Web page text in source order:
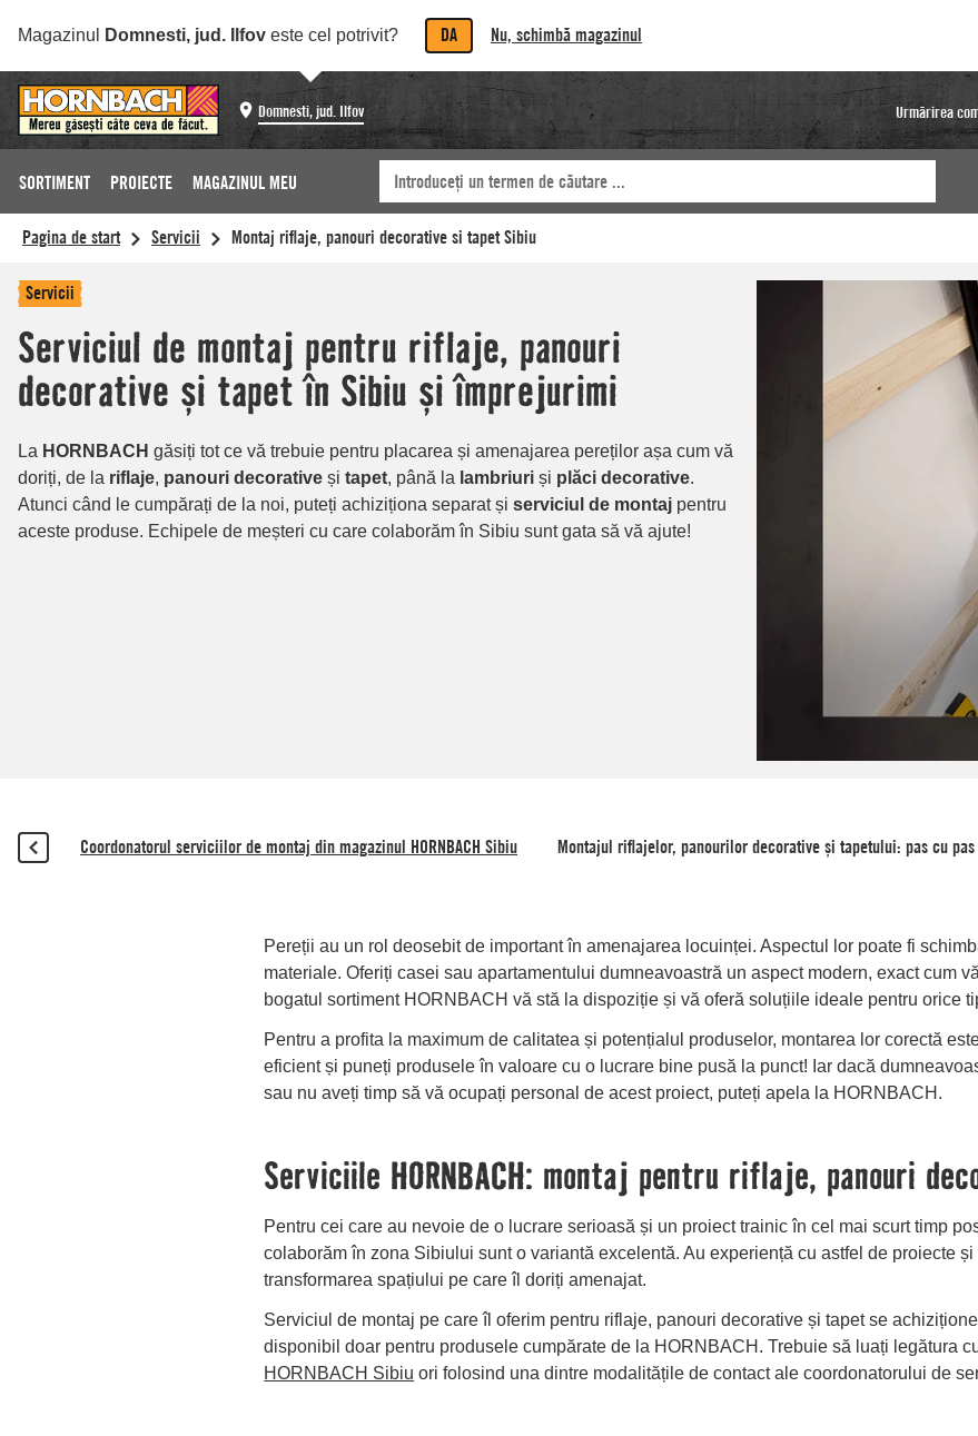
Magazinul Domnesti, jud. Ilfov este cel potrivit? DA Nu, schimbă magazinul
Domnesti, jud. Ilfov Urmărirea
SORTIMENT PROIECTE MAGAZINUL MEU